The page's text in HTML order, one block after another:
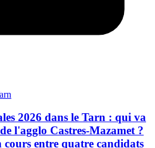
2026 dans le Tarn : qui va
l'agglo Castres-Mazamet ?
cours entre quatre candidats